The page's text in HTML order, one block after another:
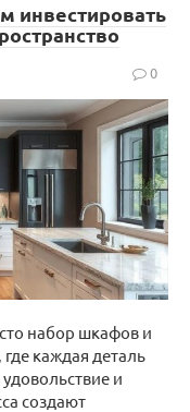
инвестировать
0
набор шкафов и
каждая деталь
и
создают